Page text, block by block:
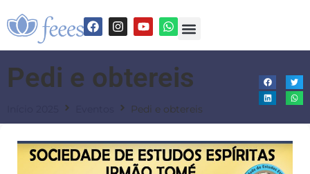
Pedi e obtereis
Pedi e obtereis